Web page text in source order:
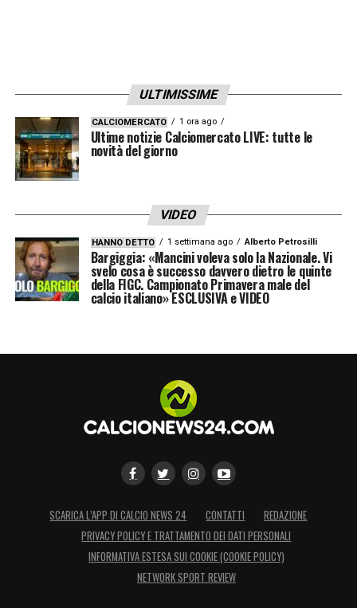
ULTIMISSIME
CALCIOMERCATO 1 ora ago
Ultime notizie Calciomercato LIVE: tutte le
novità del giorno
VIDEO
HANNO DETTO 1 settimana ago Alberto Petrosilli
Bargiggia: «Mancini voleva solo la Nazionale. Vi
svelo cosa è successo davvero dietro le quinte
della FIGC. Campionato Primavera male del
calcio italiano» ESCLUSIVA e VIDEO
SCARICA L’APP DI CALCIO NEWS 24 CONTATTI
REDAZIONE
PRIVACY POLICY E TRATTAMENTO DEI DATI PERSONALI
INFORMATIVA ESTESA SUI COOKIE (COOKIE POLICY)
NETWORK SPORT REVIEW